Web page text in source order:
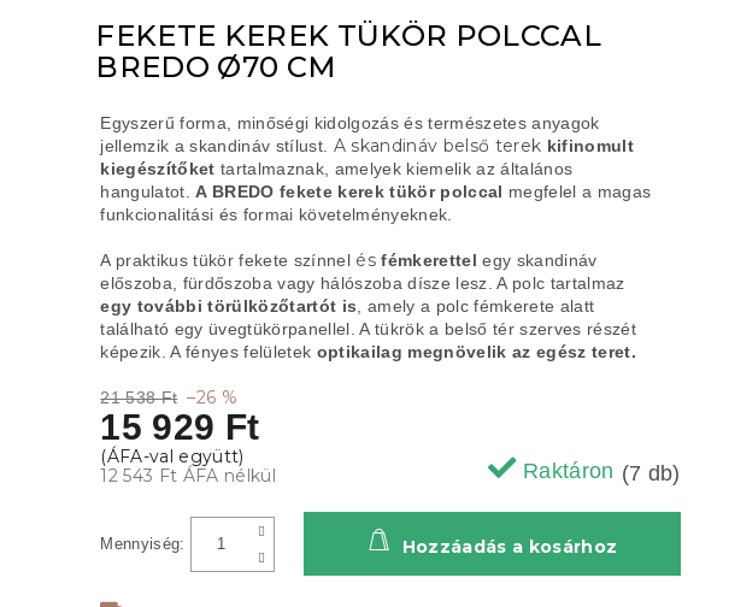
FEKETE KEREK TÜKÖR POLCCAL
BREDO Ø70 CM
21 538 Ft –26 %
15 929 Ft
12 543 Ft ÁFA nélkül Raktáron (7 db)
Hozzáadás a kosárhoz
Egyszerű forma, minőségi kidolgozás és természetes anyagok
jellemzik a skandináv stílust. A skandináv belső terek kifinomult
kiegészítőket tartalmaznak , amelyek kiemelik az általános
hangulatot. A BREDO fekete kerek tükör polccal megfelel a magas
funkcionalitási és formai követelményeknek.
A praktikus tükör fekete színnel és fémkerettel egy skandináv
előszoba, fürdőszoba vagy hálószoba dísze lesz. A polc tartalmaz
egy további törülközőtartót is , amely a polc fémkerete alatt
található egy üvegtükörpanellel. A tükrök a belső tér szerves részét
képezik. A fényes felületek optikailag megnövelik az egész teret.